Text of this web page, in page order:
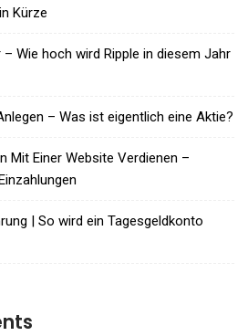
Kürze
Wie hoch wird Ripple in diesem Jahr
– Was ist eigentlich eine Aktie?
Mit Einer Website Verdienen –
| So wird ein Tagesgeldkonto